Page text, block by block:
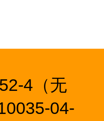
4（无
04-